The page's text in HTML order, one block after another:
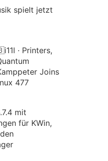
spielt jetzt
· Printers,
Joins
477
mit
für KWin,